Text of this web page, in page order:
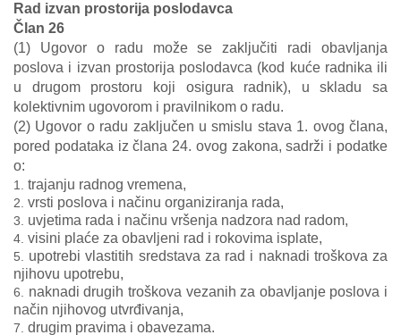
Rad izvan prostorija poslodavca
Član 26
(1) Ugovor o radu može se zaključiti radi obavljanja
poslova i izvan prostorija poslodavca (kod kuće radnika ili
u drugom prostoru koji osigura radnik), u skladu sa
kolektivnim ugovorom i pravilnikom o radu.
(2) Ugovor o radu zaključen u smislu stava 1. ovog člana,
pored podataka iz člana 24. ovog zakona, sadrži i podatke
o:
trajanju radnog vremena,
vrsti poslova i načinu organiziranja rada,
uvjetima rada i načinu vršenja nadzora nad radom,
visini plaće za obavljeni rad i rokovima isplate,
upotrebi vlastitih sredstava za rad i naknadi troškova za
njihovu upotrebu,
naknadi drugih troškova vezanih za obavljanje poslova i
način njihovog utvrđivanja,
drugim pravima i obavezama.